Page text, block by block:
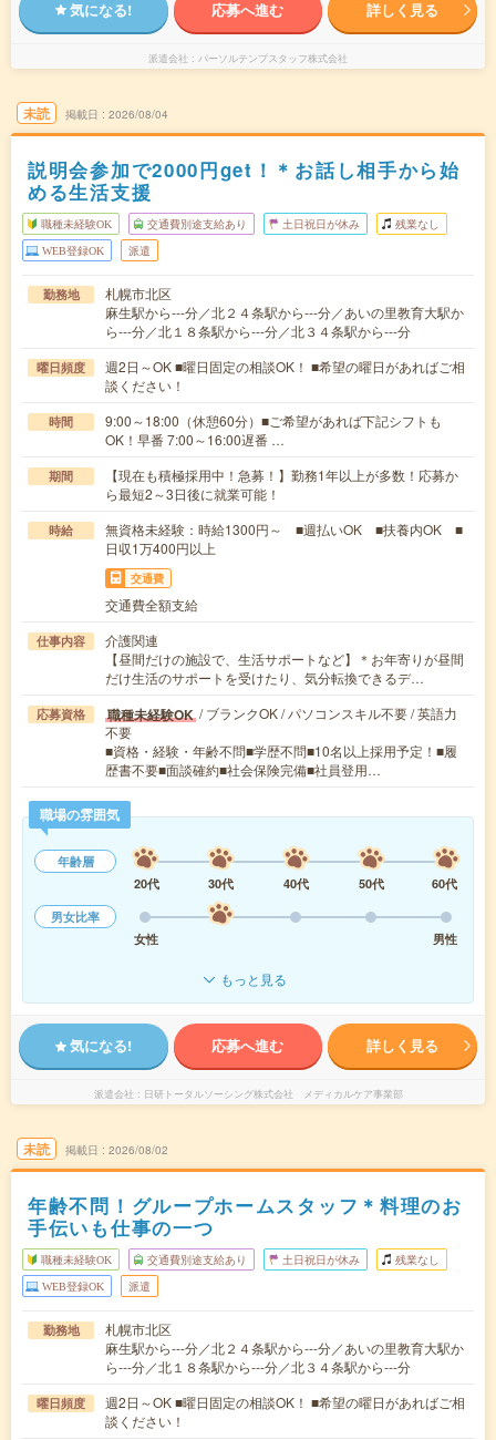
気になる! 応募へ進む 詳しく見る
派遣会社 パーソルテンプスタッフ株式会社
未読 掲載日 2026/08/04
説明会参加で2000円get！＊お話し相手から始
める生活支援
職種未経験OK 交通費別途支給あり 土日祝日が休み 残業なし
WEB登録OK 派遣
勤務地
札幌市北区
麻生駅から---分／北２４条駅から---分／あいの里教育大駅か
ら---分／北１８条駅から---分／北３４条駅から---分
曜日頻度
週2日～OK ■曜日固定の相談OK！ ■希望の曜日があればご相
談ください！
時間
9:00～18:00（休憩60分）■ご希望があれば下記シフトも
OK！早番 7:00～16:00遅番 …
期間
【現在も積極採用中！急募！】勤務1年以上が多数！応募か
ら最短2～3日後に就業可能！
時給
無資格未経験：時給1300円～ ■週払いOK ■扶養内OK ■
日収1万400円以上
交通費
交通費全額支給
仕事内容
介護関連
【昼間だけの施設で、生活サポートなど】＊お年寄りが昼間
だけ生活のサポートを受けたり、気分転換できるデ…
応募資格 職種未経験OK / ブランクOK / パソコンスキル不要 / 英語力
不要
■資格・経験・年齢不問■学歴不問■10名以上採用予定！■履
歴書不要■面談確約■社会保険完備■社員登用…
職場の雰囲気
年齢層
20代
30代 40代 50代
60代
男女比率
女性
男性
もっと見る
気になる! 応募へ進む 詳しく見る
派遣会社 日研トータルソーシング株式会社 メディカルケア事業部
未読 掲載日 2026/08/02
年齢不問！グループホームスタッフ＊料理のお
手伝いも仕事の一つ
職種未経験OK 交通費別途支給あり 土日祝日が休み 残業なし
WEB登録OK 派遣
勤務地
札幌市北区
麻生駅から---分／北２４条駅から---分／あいの里教育大駅か
ら---分／北１８条駅から---分／北３４条駅から---分
曜日頻度
週2日～OK ■曜日固定の相談OK！ ■希望の曜日があればご相
談ください！